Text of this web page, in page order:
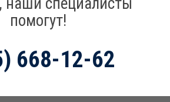
помогут!
668-12-62